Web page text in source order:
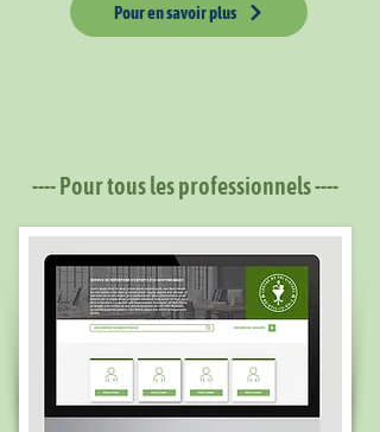
Pour en savoir plus
---- Pour tous les professionnels ----